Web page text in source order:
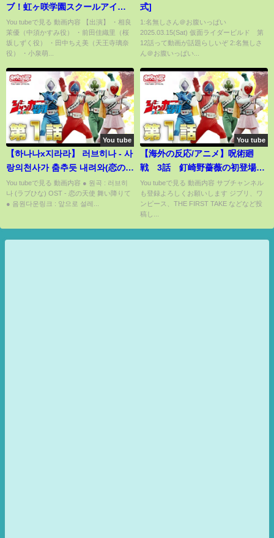
ブ！虹ヶ咲学園スクールアイド
ル同好会」
You tubeで見る 動画内容 【出演】 ・相良
茉優（中須かすみ役） ・前田佳織里（桜
坂しずく役） ・田中ちえ美（天王寺璃奈
役） ・小泉萌...
式]
1:名無しさん＠お腹いっぱい
2025.03.15(Sat) 仮面ライダービルド 第
12話って動画が話題らしいぞ 2:名無しさ
ん＠お腹いっぱい...
You tube
【하나나x지라라】 러브히나 - 사
랑의천사가 춤추듯 내려와(恋の天
使 舞い降りて)
You tubeで見る 動画内容 ● 원곡 : 러브히
나 (ラブひな) OST - 恋の天使 舞い降りて
● 음원다운링크 : 앞으로 설레...
You tube
【海外の反応/アニメ】呪術廻
戦 3話 釘崎野薔薇の初登場
個性爆発で爆笑 戦闘シーンで
興奮も
You tubeで見る 動画内容 サブチャンネル
も登録よろしくお願いします ジブリ、ワ
ンピース、THE FIRST TAKE などなど投
稿し...